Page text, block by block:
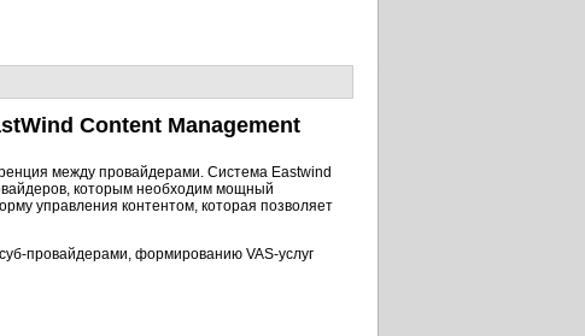
Content Management
между провайдерами. Система Eastwind
которым необходим мощный
управления контентом, которая позволяет
суб-провайдерами, формированию VAS-услуг